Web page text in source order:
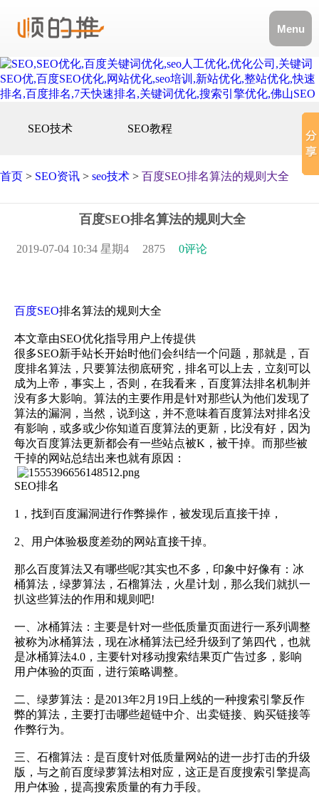
Menu
SEO技术 SEO教程
首页 > SEO资讯 > seo技术 > 百度SEO排名算法的规则大全
百度SEO排名算法的规则大全
2019-07-04 10:34 星期4 2875 0评论
百度SEO排名算法的规则大全
本文章由SEO优化指导用户上传提供
很多SEO新手站长开始时他们会纠结一个问题，那就是，百
度排名算法，只要算法彻底研究，排名可以上去，立刻可以
成为上帝，事实上，否则，在我看来，百度算法排名机制并
没有多大影响。算法的主要作用是针对那些认为他们发现了
算法的漏洞，当然，说到这，并不意味着百度算法对排名没
有影响，或多或少你知道百度算法的更新，比没有好，因为
每次百度算法更新都会有一些站点被K，被干掉。而那些被
干掉的网站总结出来也就有原因：
SEO排名
1，找到百度漏洞进行作弊操作，被发现后直接干掉，
2、用户体验极度差劲的网站直接干掉。
那么百度算法又有哪些呢?其实也不多，印象中好像有：冰
桶算法，绿萝算法，石榴算法，火星计划，那么我们就扒一
扒这些算法的作用和规则吧!
一、冰桶算法：主要是针对一些低质量页面进行一系列调整
被称为冰桶算法，现在冰桶算法已经升级到了第四代，也就
是冰桶算法4.0，主要针对移动搜索结果页广告过多，影响
用户体验的页面，进行策略调整。
二、绿萝算法：是2013年2月19日上线的一种搜索引擎反作
弊的算法，主要打击哪些超链中介、出卖链接、购买链接等
作弊行为。
三、石榴算法：是百度针对低质量网站的进一步打击的升级
版，与之前百度绿萝算法相对应，这正是百度搜索引擎提高
用户体验，提高搜索质量的有力手段。